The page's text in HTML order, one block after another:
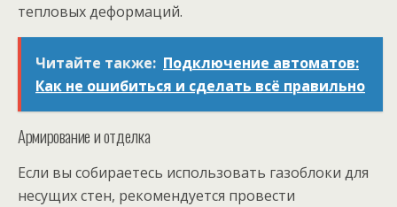
тепловых деформаций.
Читайте также: Подключение автоматов:
Как не ошибиться и сделать всё правильно
Армирование и отделка
Если вы собираетесь использовать газоблоки для
несущих стен, рекомендуется провести